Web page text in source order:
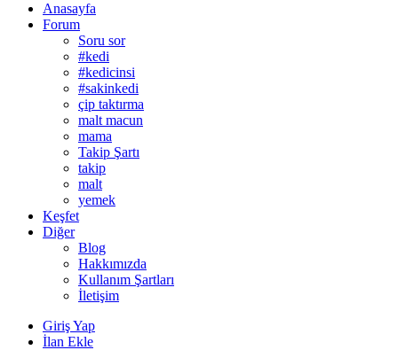
Anasayfa
Forum
Soru sor
#kedi
#kedicinsi
#sakinkedi
çip taktırma
malt macun
mama
Takip Şartı
takip
malt
yemek
Keşfet
Diğer
Blog
Hakkımızda
Kullanım Şartları
İletişim
Giriş Yap
İlan Ekle